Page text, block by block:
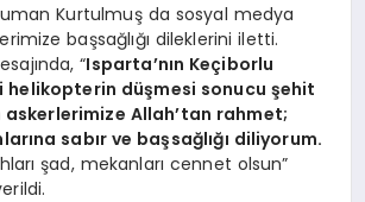
Kurtulmuş da sosyal medya
başsağlığı dileklerini iletti.
“Isparta’nın Keçiborlu
helikopterin düşmesi sonucu şehit
Allah’tan rahmet;
sabır ve başsağlığı diliyorum.
şad, mekanları cennet olsun”